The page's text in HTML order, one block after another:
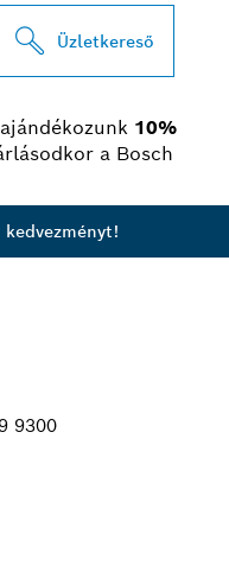
Üzletkereső
10%
a Bosch
9300